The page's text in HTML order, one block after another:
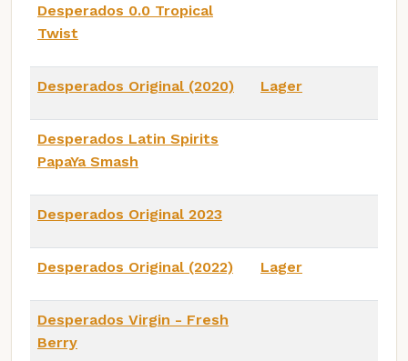
Desperados 0.0 Tropical
Twist
Desperados Original (2020) Lager
Desperados Latin Spirits
PapaYa Smash
Desperados Original 2023
Desperados Original (2022) Lager
Desperados Virgin - Fresh
Berry